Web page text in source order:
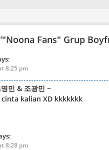
"Noona Fans" Grup
8:25 pm
민 & 조광민 ~
cinta kalian XD kkkkkkk
8:28 pm